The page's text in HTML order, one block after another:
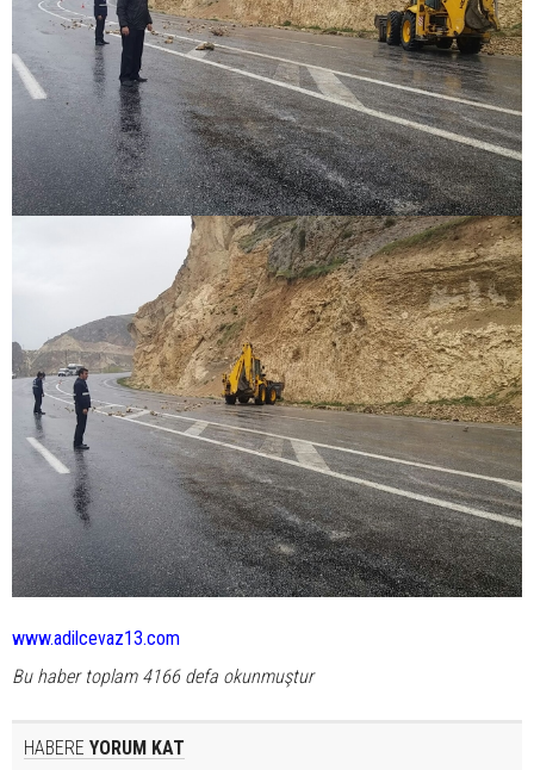
www.adilcevaz13.com
Bu haber toplam 4166 defa okunmuştur
HABERE YORUM KAT